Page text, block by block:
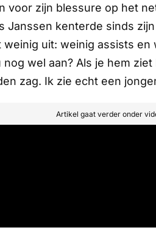
voor zijn blessure op het
Janssen kenterde sinds
uit: weinig assists en
wel aan? Als je hem
zag. Ik zie echt een
Artikel gaat verder onder